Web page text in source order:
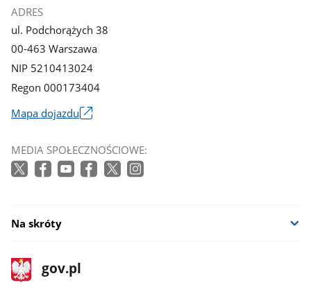
ADRES
ul. Podchorążych 38
00-463 Warszawa
NIP 5210413024
Regon 000173404
Mapa dojazdu
się
w
MEDIA SPOŁECZNOŚCIOWE:
Na skróty
stopka
gov.pl
Strona
gov.pl